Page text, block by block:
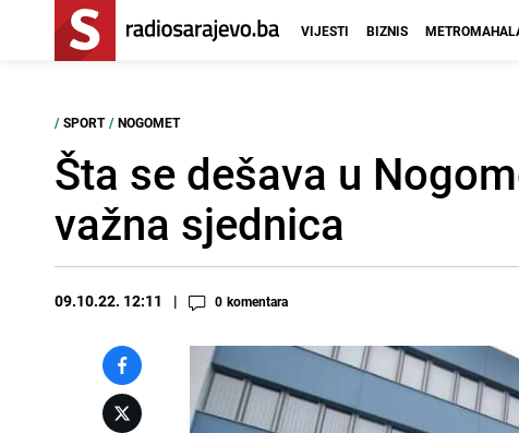
VIJESTI BIZNIS
/ SPORT / NOGOMET
Šta se dešava u
važna sjednica
09.10.22. 12:11 0 komentara